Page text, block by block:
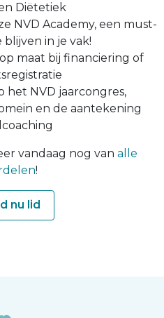
Diëtetiek
NVD Academy, een must-
blijven in je vak!
maat bij financiering of
het NVD jaarcongres,
en de aantekening
vandaag nog van alle
!
nu lid